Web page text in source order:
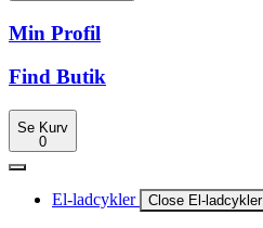
Min Profil
Find Butik
Se Kurv
0
El-ladcykler Close El-ladcykler